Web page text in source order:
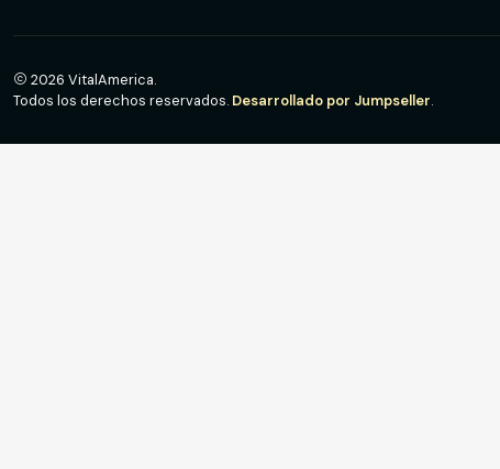
2026 VitalAmerica.
Todos los derechos reservados. Desarrollado por Jumpseller.